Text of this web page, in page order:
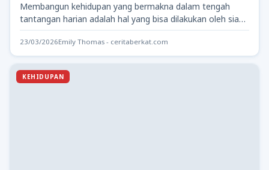
Membangun kehidupan yang bermakna dalam tengah
tantangan harian adalah hal yang bisa dilakukan oleh siapa
saja, meskipun kehidupan…
23/03/2026Emily Thomas - ceritaberkat.com
KEHIDUPAN